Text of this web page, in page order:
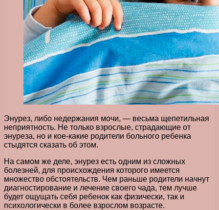
Энурез, либо недержания мочи, — весьма щепетильная
неприятность. Не только взрослые, страдающие от
энуреза, но и кое-какие родители больного ребенка
стыдятся сказать об этом.
На самом же деле, энурез есть одним из сложных
болезней, для происхождения которого имеется
множество обстоятельств. Чем раньше родители начнут
диагностирование и лечение своего чада, тем лучше
будет ощущать себя ребенок как физически, так и
психологически в более взрослом возрасте.